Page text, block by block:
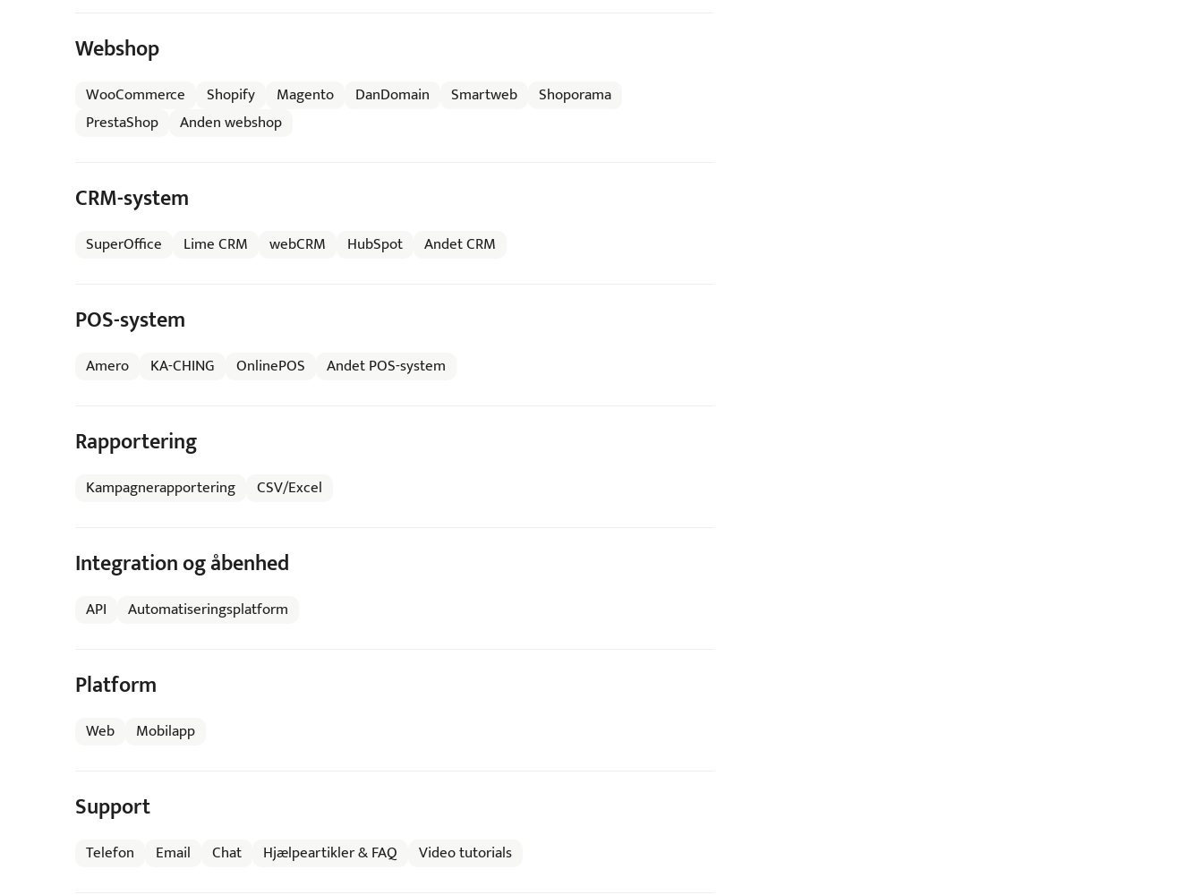
Webshop
WooCommerce Shopify Magento DanDomain Smartweb
Shoporama
PrestaShop
Anden webshop
CRM-system
SuperOffice Lime CRM webCRM HubSpot Andet CRM
POS-system
Amero KA-CHING OnlinePOS Andet POS-system
Rapportering
Kampagnerapportering CSV/Excel
Integration og åbenhed
API Automatiseringsplatform
Platform
Web Mobilapp
Support
Telefon Email Chat Hjælpeartikler & FAQ Video tutorials